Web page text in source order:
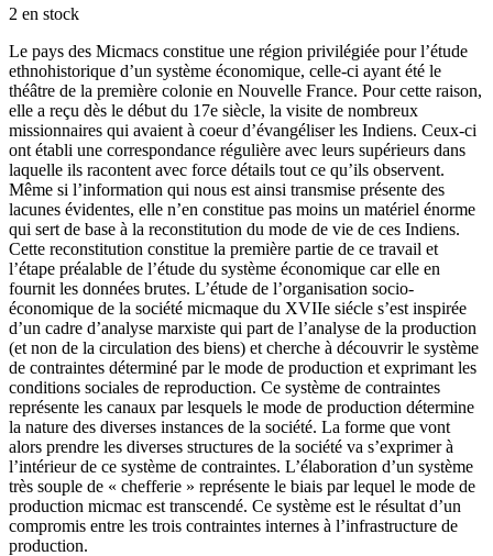
2 en stock
Le pays des Micmacs constitue une région privilégiée pour l’étude
ethnohistorique d’un système économique, celle-ci ayant été le
théâtre de la première colonie en Nouvelle France. Pour cette raison,
elle a reçu dès le début du 17e siècle, la visite de nombreux
missionnaires qui avaient à coeur d’évangéliser les Indiens. Ceux-ci
ont établi une correspondance régulière avec leurs supérieurs dans
laquelle ils racontent avec force détails tout ce qu’ils observent.
Même si l’information qui nous est ainsi transmise présente des
lacunes évidentes, elle n’en constitue pas moins un matériel énorme
qui sert de base à la reconstitution du mode de vie de ces Indiens.
Cette reconstitution constitue la première partie de ce travail et
l’étape préalable de l’étude du système économique car elle en
fournit les données brutes. L’étude de l’organisation socio-
économique de la société micmaque du XVIIe siécle s’est inspirée
d’un cadre d’analyse marxiste qui part de l’analyse de la production
(et non de la circulation des biens) et cherche à découvrir le système
de contraintes déterminé par le mode de production et exprimant les
conditions sociales de reproduction. Ce système de contraintes
représente les canaux par lesquels le mode de production détermine
la nature des diverses instances de la société. La forme que vont
alors prendre les diverses structures de la société va s’exprimer à
l’intérieur de ce système de contraintes. L’élaboration d’un système
très souple de « chefferie » représente le biais par lequel le mode de
production micmac est transcendé. Ce système est le résultat d’un
compromis entre les trois contraintes internes à l’infrastructure de
production.